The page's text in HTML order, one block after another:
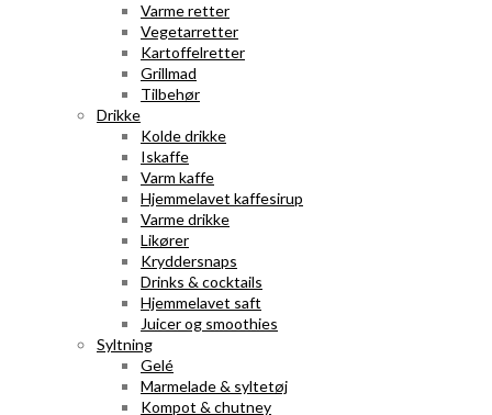
Varme retter
Vegetarretter
Kartoffelretter
Grillmad
Tilbehør
Drikke
Kolde drikke
Iskaffe
Varm kaffe
Hjemmelavet kaffesirup
Varme drikke
Likører
Kryddersnaps
Drinks & cocktails
Hjemmelavet saft
Juicer og smoothies
Syltning
Gelé
Marmelade & syltetøj
Kompot & chutney